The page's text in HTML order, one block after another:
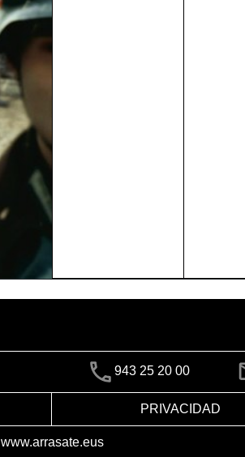
943 25 20 00
PRIVACIDAD
www.arrasate.eus